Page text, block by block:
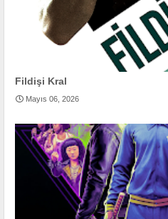
Fildişi Kral
Mayıs 06, 2026